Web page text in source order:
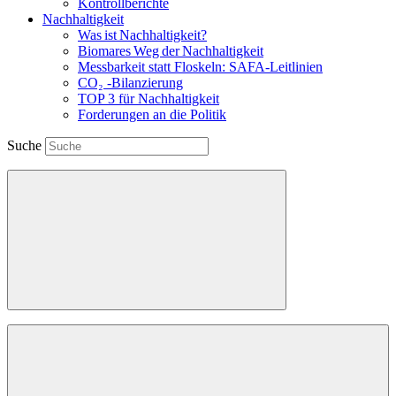
Kontrollberichte
Nachhaltigkeit
Was ist Nachhaltigkeit?
Biomares Weg der Nachhaltigkeit
Messbarkeit statt Floskeln: SAFA-Leitlinien
CO₂ -Bilanzierung
TOP 3 für Nachhaltigkeit
Forderungen an die Politik
Suche